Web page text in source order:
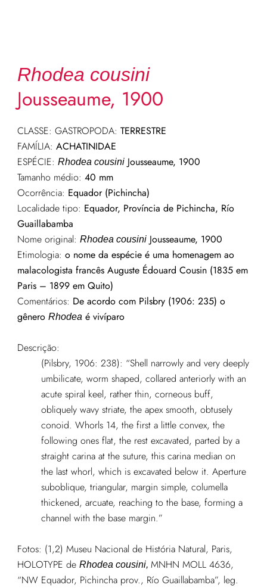
Rhodea cousini
Jousseaume, 1900
CLASSE: GASTROPODA: TERRESTRE
FAMÍLIA: ACHATINIDAE
ESPÉCIE: Rhodea cousiniJousseaume, 1900
Tamanho médio: 40 mm
Ocorrência: Equador (Pichincha)
Localidade tipo: Equador, Província de Pichincha, Río
Guaillabamba
Nome original: Rhodea cousiniJousseaume, 1900
Etimologia: o nome da espécie é uma homenagem ao
malacologista francês Auguste Édouard Cousin (1835 em
Paris – 1899 em Quito)
Comentários: De acordo com Pilsbry (1906: 235) o
gênero Rhodeaé vivíparo
Descrição:
(Pilsbry, 1906: 238): “Shell narrowly and very deeply
umbilicate, worm shaped, collared anteriorly with an
acute spiral keel, rather thin, corneous buff,
obliquely wavy striate, the apex smooth, obtusely
conoid. Whorls 14, the first a little convex, the
following ones flat, the rest excavated, parted by a
straight carina at the suture, this carina median on
the last whorl, which is excavated below it. Aperture
suboblique, triangular, margin simple, columella
thickened, arcuate, reaching to the base, forming a
channel with the base margin.”
Fotos: (1,2) Museu Nacional de História Natural, Paris,
HOLOTYPE de Rhodea cousini, MNHN MOLL 4636,
“NW Equador, Pichincha prov., Río Guaillabamba”, leg.